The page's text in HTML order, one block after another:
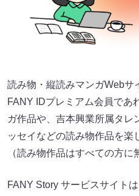
読み物・縦読みマンガWebサ
FANY IDプレミアム会員であ
ガ作品や、吉本興業所属タレ
ッセイなどの読み物作品を楽
（読み物作品はすべての方に
FANY Story サービスサイトは